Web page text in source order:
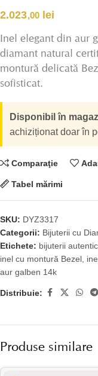
2.023,00 lei
Inel elegant din aur
diamant natural
montură delicată
sofisticat.
Disponibil în
achiziționat doar în
Comparaţie
Tabel mărimi
SKU: DYZ3317
Categorii: Bijuterii cu
Etichete: bijuterii
inel cu montură Bezel,
aur galben 14k
Distribuie:
Produse similare